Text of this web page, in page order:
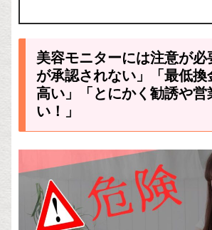
美容モニターには注意が必
が承認されない」「最低換
高い」「とにかく勧誘や営
い！」